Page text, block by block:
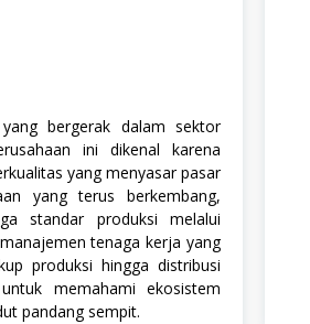
bergerak dalam sektor
ini dikenal karena
yang menyasar pasar
yang terus berkembang,
standar produksi melalui
tenaga kerja yang
produksi hingga distribusi
memahami ekosistem
pandang sempit.